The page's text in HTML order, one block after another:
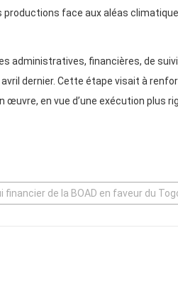
productions face aux aléas
administratives, financières, de
dernier. Cette étape visait à
œuvre, en vue d’une exécution plus
financier de la BOAD en faveur du